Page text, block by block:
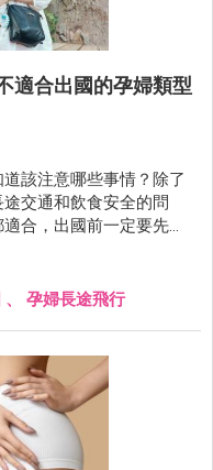
適合出國的孕婦類型
該注意哪些事情？除了
交通和飲食安全的問
合，出國前一定要先請
母胎安全才應為首要考
就醫，又該準備哪些東
篇文章由婦產科張瑜芹
、 孕婦長途飛行